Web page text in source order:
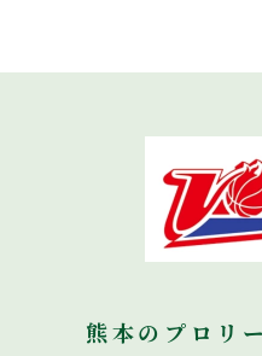
熊本のプロリ